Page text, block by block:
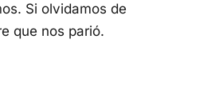
Si olvidamos de
que nos parió.